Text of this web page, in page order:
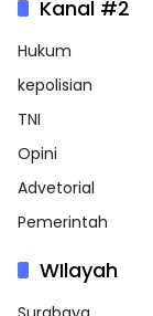
Kanal #2
Hukum
kepolisian
TNI
Opini
Advetorial
Pemerintah
WIlayah